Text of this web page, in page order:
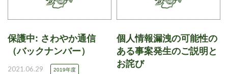
保護中: さわやか通信
（バックナンバー）
2021.06.29 2019年度
個人情報漏洩の可能性の
ある事案発生のご説明と
お詫び